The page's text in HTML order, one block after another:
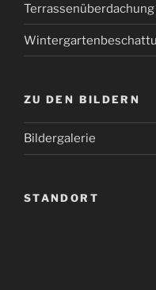
Terrassenüberdachung
ZU DEN BILDERN
Bildergalerie
STANDORT